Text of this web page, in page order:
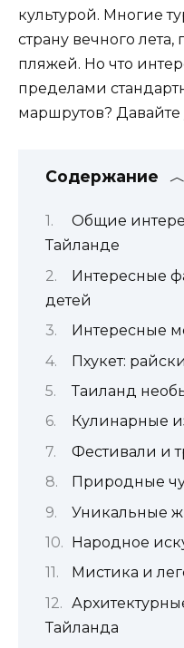
культурой. Многие
страну вечного
пляжей. Но что
пределами
маршрутов? Давайте
Содержание
Общие
Тайланде
Интересные
детей
Интересные
Пхукет:
Таиланд
Кулинарные
Фестивали и
Природные
Уникальные
Народное
Мистика и
Тайланда